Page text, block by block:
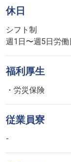
休日
シフト制
週1日〜週5日労
福利厚生
・労災保険
従業員寮
-